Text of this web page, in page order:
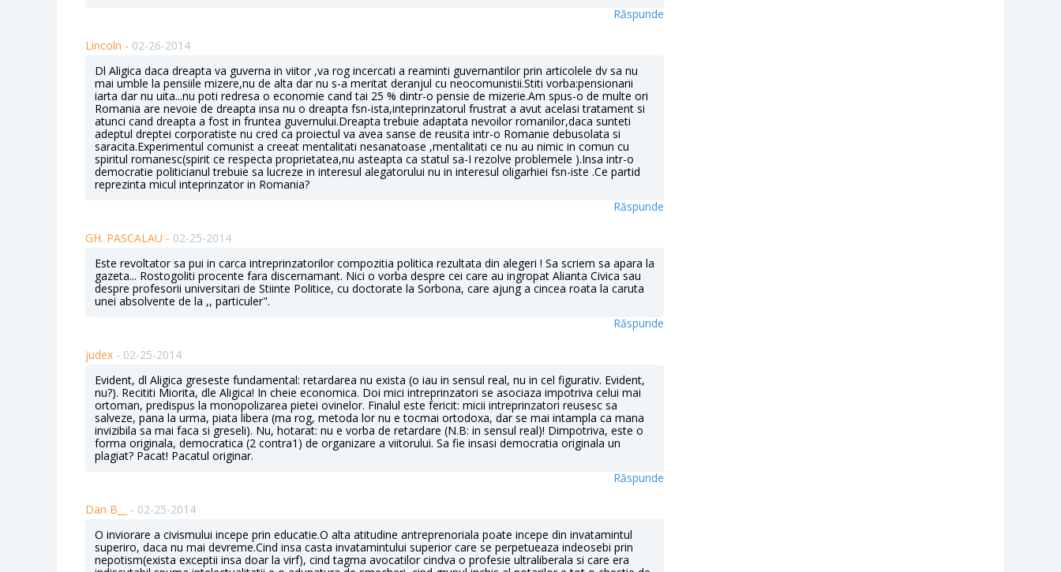
Răspunde
Lincoln - 02-26-2014
Dl Aligica daca dreapta va guverna in viitor ,va rog incercati a reaminti guvernantilor prin articolele dv sa nu
mai umble la pensiile mizere,nu de alta dar nu s-a meritat deranjul cu neocomunistii.Stiti vorba:pensionarii
iarta dar nu uita...nu poti redresa o economie cand tai 25 % dintr-o pensie de mizerie.Am spus-o de multe ori
Romania are nevoie de dreapta insa nu o dreapta fsn-ista,inteprinzatorul frustrat a avut acelasi tratament si
atunci cand dreapta a fost in fruntea guvernului.Dreapta trebuie adaptata nevoilor romanilor,daca sunteti
adeptul dreptei corporatiste nu cred ca proiectul va avea sanse de reusita intr-o Romanie debusolata si
saracita.Experimentul comunist a creeat mentalitati nesanatoase ,mentalitati ce nu au nimic in comun cu
spiritul romanesc(spirit ce respecta proprietatea,nu asteapta ca statul sa-I rezolve problemele ).Insa intr-o
democratie politicianul trebuie sa lucreze in interesul alegatorului nu in interesul oligarhiei fsn-iste .Ce partid
reprezinta micul inteprinzator in Romania?
Răspunde
GH. PASCALAU - 02-25-2014
Este revoltator sa pui in carca intreprinzatorilor compozitia politica rezultata din alegeri ! Sa scriem sa apara la
gazeta... Rostogoliti procente fara discernamant. Nici o vorba despre cei care au ingropat Alianta Civica sau
despre profesorii universitari de Stiinte Politice, cu doctorate la Sorbona, care ajung a cincea roata la caruta
unei absolvente de la ,, particuler".
Răspunde
judex - 02-25-2014
Evident, dl Aligica greseste fundamental: retardarea nu exista (o iau in sensul real, nu in cel figurativ. Evident,
nu?). Recititi Miorita, dle Aligica! In cheie economica. Doi mici intreprinzatori se asociaza impotriva celui mai
ortoman, predispus la monopolizarea pietei ovinelor. Finalul este fericit: micii intreprinzatori reusesc sa
salveze, pana la urma, piata libera (ma rog, metoda lor nu e tocmai ortodoxa, dar se mai intampla ca mana
invizibila sa mai faca si greseli). Nu, hotarat: nu e vorba de retardare (N.B: in sensul real)! Dimpotriva, este o
forma originala, democratica (2 contra1) de organizare a viitorului. Sa fie insasi democratia originala un
plagiat? Pacat! Pacatul originar.
Răspunde
Dan B__ - 02-25-2014
O inviorare a civismului incepe prin educatie.O alta atitudine antreprenoriala poate incepe din invatamintul
superiro, daca nu mai devreme.Cind insa casta invatamintului superior care se perpetueaza indeosebi prin
nepotism(exista exceptii insa doar la virf), cind tagma avocatilor cindva o profesie ultraliberala si care era